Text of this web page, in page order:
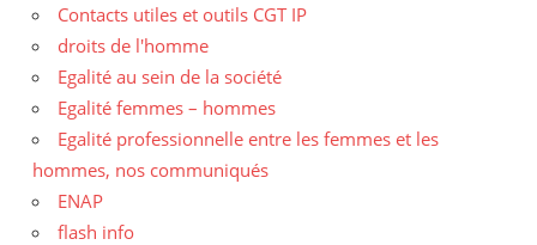
Contacts utiles et outils CGT IP
droits de l'homme
Egalité au sein de la société
Egalité femmes – hommes
Egalité professionnelle entre les femmes et les
hommes, nos communiqués
ENAP
flash info